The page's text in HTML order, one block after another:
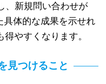
、新規問い合わせが
具体的な成果を示せれ
やすくなります。
見つけること